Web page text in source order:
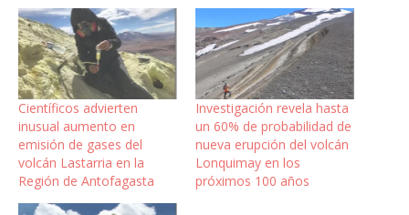
Científicos advierten
inusual aumento en
emisión de gases del
volcán Lastarria en la
Región de Antofagasta
Investigación revela hasta
un 60% de probabilidad de
nueva erupción del volcán
Lonquimay en los
próximos 100 años